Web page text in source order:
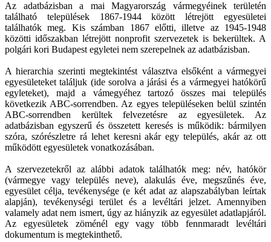
Az adatbázisban a mai Magyarország vármegyéinek területén
található települések 1867-1944 között létrejött egyesületei
találhatók meg. Kis számban 1867 előtti, illetve az 1945-1948
közötti időszakban létrejött nonprofit szervezetek is bekerültek. A
polgári kori Budapest egyletei nem szerepelnek az adatbázisban.
A hierarchia szerinti megtekintést választva elsőként a vármegyei
egyesületeket találjuk (ide sorolva a járási és a vármegyei hatókörű
egyleteket), majd a vámegyéhez tartozó összes mai település
következik ABC-sorrendben. Az egyes településeken belül szintén
ABC-sorrendben kerültek felvezetésre az egyesületek. Az
adatbázisban egyszerű és összetett keresés is működik: bármilyen
szóra, szórészletre rá lehet keresni akár egy település, akár az ott
működött egyesületek vonatkozásában.
A szervezetekről az alábbi adatok találhatók meg: név, hatókör
(vármegye vagy település neve), alakulás éve, megszűnés éve,
egyesület célja, tevékenysége (e két adat az alapszabályban leírtak
alapján), tevékenységi terület és a levéltári jelzet. Amennyiben
valamely adat nem ismert, úgy az hiányzik az egyesület adatlapjáról.
Az egyesületek zöménél egy vagy több fennmaradt levéltári
dokumentum is megtekinthető.